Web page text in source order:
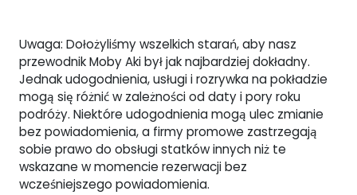
Uwaga: Dołożyliśmy wszelkich starań, aby nasz
przewodnik Moby Aki był jak najbardziej dokładny.
Jednak udogodnienia, usługi i rozrywka na pokładzie
mogą się różnić w zależności od daty i pory roku
podróży. Niektóre udogodnienia mogą ulec zmianie
bez powiadomienia, a firmy promowe zastrzegają
sobie prawo do obsługi statków innych niż te
wskazane w momencie rezerwacji bez
wcześniejszego powiadomienia.